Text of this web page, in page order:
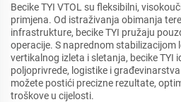
Becike TYI VTOL su fleksibilni,
primjena. Od istraživanja obimanja
infrastrukture, becike TYI pružaju
operacije. S naprednom stabilizacijom
vertikalnog izleta i sletanja, becike TYI
poljoprivrede, logistike i
možete postići precizne rezultate,
troškove u cijelosti.